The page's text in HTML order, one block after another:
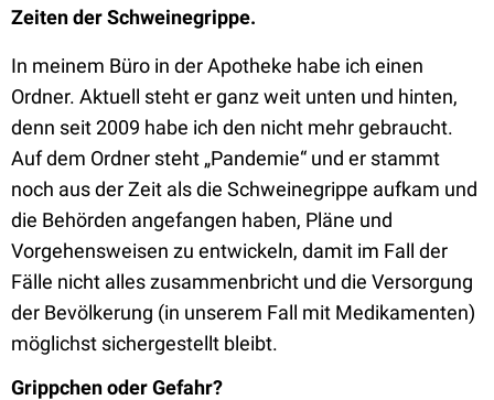
Zeiten der Schweinegrippe.
In meinem Büro in der Apotheke habe ich einen
Ordner. Aktuell steht er ganz weit unten und hinten,
denn seit 2009 habe ich den nicht mehr gebraucht.
Auf dem Ordner steht „Pandemie“ und er stammt
noch aus der Zeit als die Schweinegrippe aufkam und
die Behörden angefangen haben, Pläne und
Vorgehensweisen zu entwickeln, damit im Fall der
Fälle nicht alles zusammenbricht und die Versorgung
der Bevölkerung (in unserem Fall mit Medikamenten)
möglichst sichergestellt bleibt.
Grippchen oder Gefahr?